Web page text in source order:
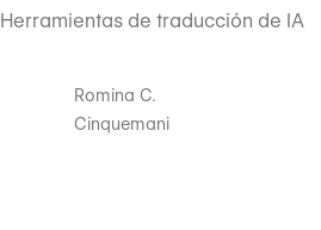
Herramientas de traducción de IA
Romina C.
Cinquemani